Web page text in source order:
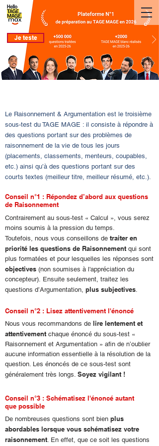
Je teste
Le Raisonnement & Argumentation est le troisième
sous-test du TAGE MAGE : il consiste à répondre à
des questions portant sur des problèmes de
raisonnement de la vie de tous les jours
(placements, classements, menteurs, coupables,
etc.) ainsi qu’à des questions portant sur des
courts textes (meilleur titre, meilleur résumé, etc.).
Conseil n°1 : Répondez d’abord aux questions
de Raisonnement
Contrairement au sous-test « Calcul », vous serez
moins soumis à la pression du temps.
Toutefois, nous vous conseillons de traiter en
priorité les questions de Raisonnement qui sont
plus formatées et pour lesquelles les réponses sont
objectives (non soumises à l'appréciation du
concepteur). Ensuite seulement, traitez les
questions d’Argumentation, plus subjectives.
Conseil n°2 : Lisez attentivement l'énoncé
Nous vous recommandons de lire lentement et
attentivement chaque énoncé du sous-test «
Raisonnement et Argumentation » afin de n’oublier
aucune information essentielle à la résolution de la
question. Les énoncés de ce sous-test sont
généralement très longs. Soyez vigilant !
Conseil n°3 : Schématisez l'énoncé autant
que possible
De nombreuses questions sont bien plus
abordables lorsque vous schématisez votre
raisonnement. En effet, que ce soit les questions